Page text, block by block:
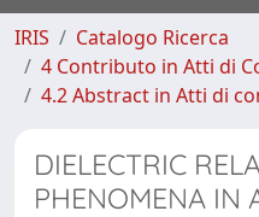
IRIS
Catalogo Ricerca
4 Contributo in Atti di
4.2 Abstract in Atti di
DIELECTRIC
PHENOMENA IN